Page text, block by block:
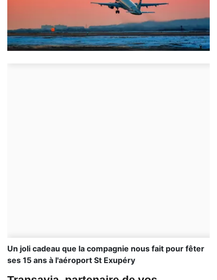
Un joli cadeau que la compagnie nous fait pour fêter
ses 15 ans à l'aéroport St Exupéry